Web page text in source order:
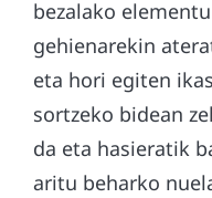
bezalako
gehienarekin
eta hori egiten
sortzeko bidean
da eta hasieratik
aritu beharko